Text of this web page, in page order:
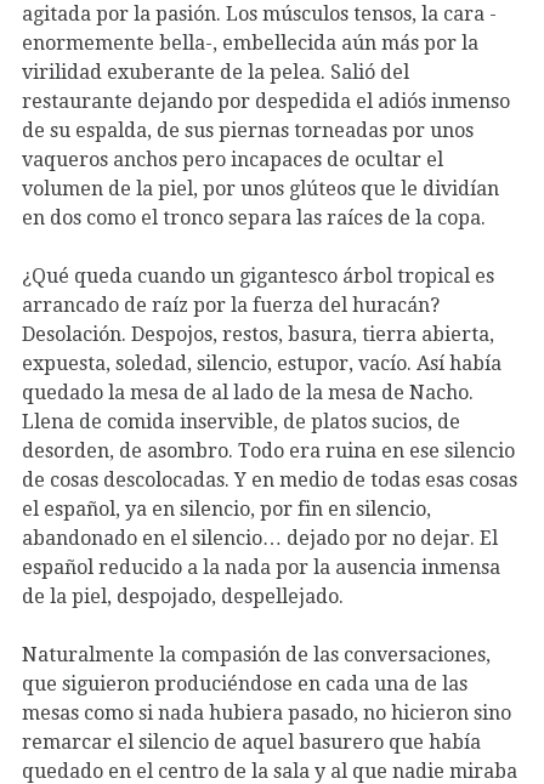
agitada por la pasión. Los músculos tensos, la cara -
enormemente bella-, embellecida aún más por la
virilidad exuberante de la pelea. Salió del
restaurante dejando por despedida el adiós inmenso
de su espalda, de sus piernas torneadas por unos
vaqueros anchos pero incapaces de ocultar el
volumen de la piel, por unos glúteos que le dividían
en dos como el tronco separa las raíces de la copa.
¿Qué queda cuando un gigantesco árbol tropical es
arrancado de raíz por la fuerza del huracán?
Desolación. Despojos, restos, basura, tierra abierta,
expuesta, soledad, silencio, estupor, vacío. Así había
quedado la mesa de al lado de la mesa de Nacho.
Llena de comida inservible, de platos sucios, de
desorden, de asombro. Todo era ruina en ese silencio
de cosas descolocadas. Y en medio de todas esas cosas
el español, ya en silencio, por fin en silencio,
abandonado en el silencio… dejado por no dejar. El
español reducido a la nada por la ausencia inmensa
de la piel, despojado, despellejado.
Naturalmente la compasión de las conversaciones,
que siguieron produciéndose en cada una de las
mesas como si nada hubiera pasado, no hicieron sino
remarcar el silencio de aquel basurero que había
quedado en el centro de la sala y al que nadie miraba